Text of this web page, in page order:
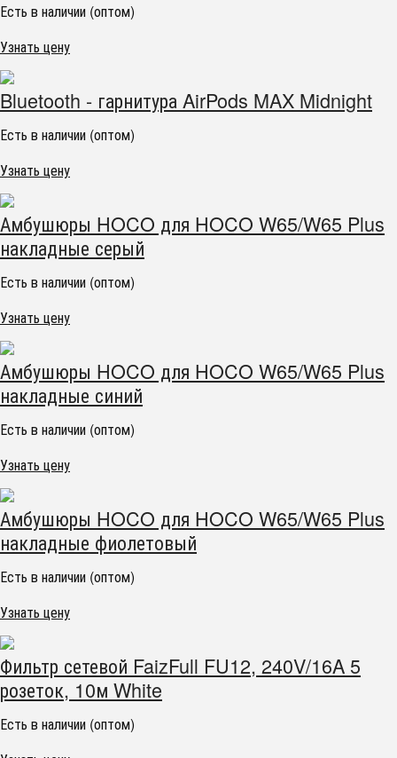
Есть в наличии (оптом)
Узнать цену
Bluetooth - гарнитура AirPods MAX Midnight
Есть в наличии (оптом)
Узнать цену
Амбушюры HOCO для HOCO W65/W65 Plus
накладные серый
Есть в наличии (оптом)
Узнать цену
Амбушюры HOCO для HOCO W65/W65 Plus
накладные синий
Есть в наличии (оптом)
Узнать цену
Амбушюры HOCO для HOCO W65/W65 Plus
накладные фиолетовый
Есть в наличии (оптом)
Узнать цену
Фильтр сетевой FaizFull FU12, 240V/16A 5
розеток, 10м White
Есть в наличии (оптом)